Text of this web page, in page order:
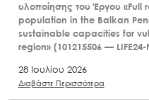
υλοποίησης του Έργου
population in the Balkan
sustainable capacities for
region» (101215506 —
28 Ιουλίου 2026
Διαβάστε Περισσότερα